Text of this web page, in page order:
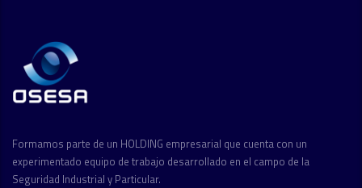
Formamos parte de un HOLDING empresarial que cuenta con un
experimentado equipo de trabajo desarrollado en el campo de la
Seguridad Industrial y Particular.